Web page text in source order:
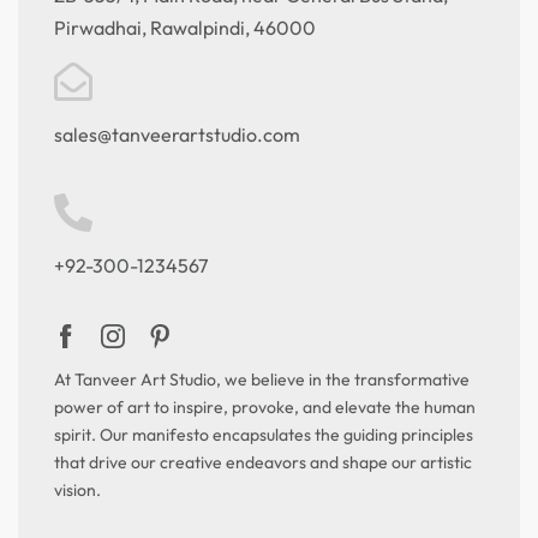
Pirwadhai, Rawalpindi, 46000
sales@tanveerartstudio.com
+92-300-1234567
At Tanveer Art Studio, we believe in the transformative
power of art to inspire, provoke, and elevate the human
spirit. Our manifesto encapsulates the guiding principles
that drive our creative endeavors and shape our artistic
vision.